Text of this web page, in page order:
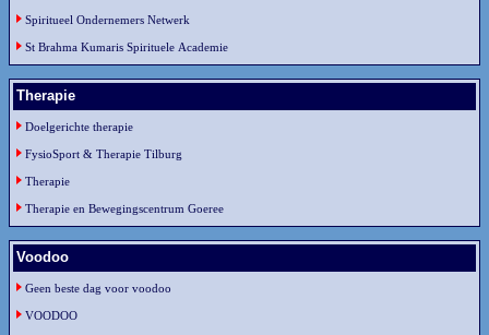
Spiritueel Ondernemers Netwerk
St Brahma Kumaris Spirituele Academie
Therapie
Doelgerichte therapie
FysioSport & Therapie Tilburg
Therapie
Therapie en Bewegingscentrum Goeree
Voodoo
Geen beste dag voor voodoo
VOODOO